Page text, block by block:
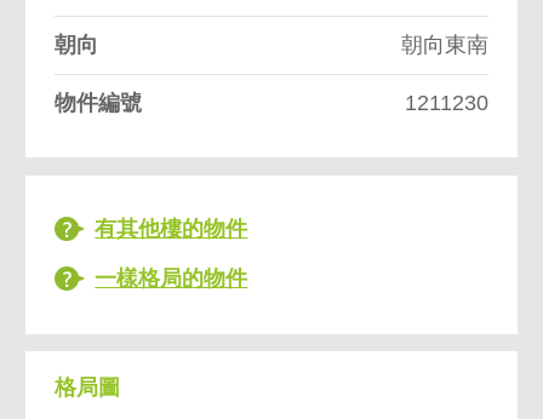
朝向 朝向東南
物件編號 1211230
有其他樓的物件
一樣格局的物件
格局圖